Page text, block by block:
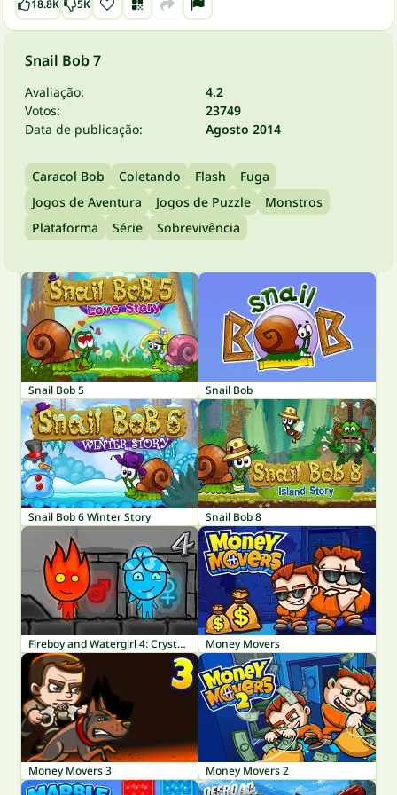
18.8K 5K
Snail Bob 7
Avaliação:
4.2
Votos:
23749
Data de publicação:
Agosto 2014
Caracol Bob Coletando Flash
Fuga
Jogos de Aventura
Jogos de Puzzle
Monstros
Plataforma
Série Sobrevivência
Snail Bob 5 Snail Bob
Snail Bob 6 Winter Story Snail Bob 8
Fireboy and Watergirl 4: Crystal Temple Money Movers
Money Movers 3 Money Movers 2